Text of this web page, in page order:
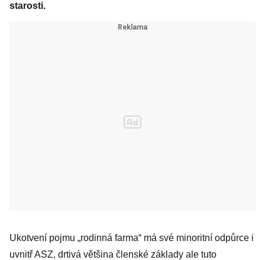
starosti.
Ukotvení pojmu „rodinná farma“ má své minoritní odpůrce i
uvnitř ASZ, drtivá většina členské základy ale tuto